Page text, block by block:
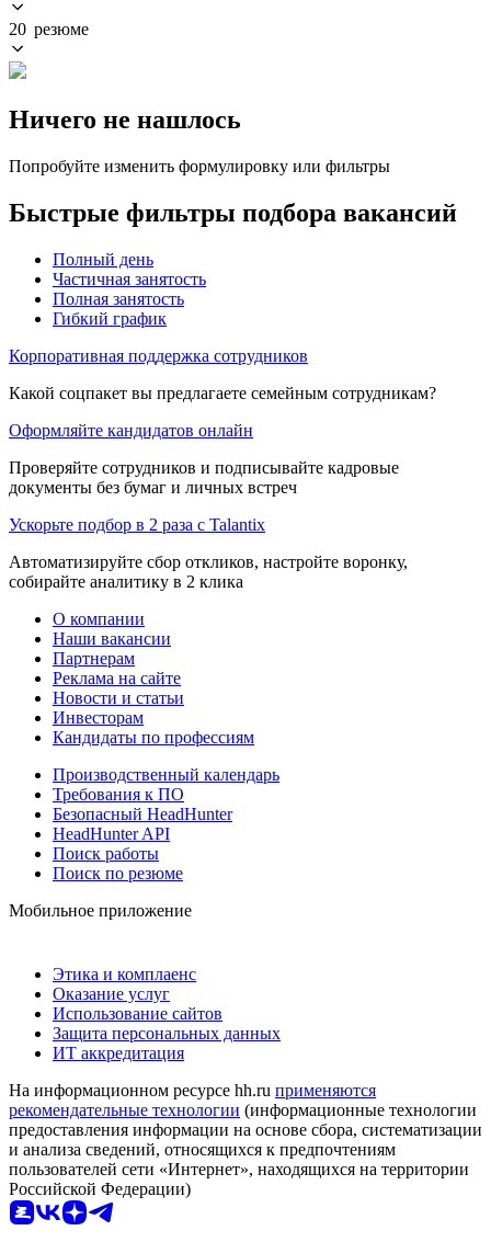
20 резюме
Ничего не нашлось
Попробуйте изменить формулировку или фильтры
Быстрые фильтры подбора вакансий
Полный день
Частичная занятость
Полная занятость
Гибкий график
Корпоративная поддержка сотрудников
Какой соцпакет вы предлагаете семейным сотрудникам?
Оформляйте кандидатов онлайн
Проверяйте сотрудников и подписывайте кадровые
документы без бумаг и личных встреч
Ускорьте подбор в 2 раза с Talantix
Автоматизируйте сбор откликов, настройте воронку,
собирайте аналитику в 2 клика
О компании
Наши вакансии
Партнерам
Реклама на сайте
Новости и статьи
Инвесторам
Кандидаты по профессиям
Производственный календарь
Требования к ПО
Безопасный HeadHunter
HeadHunter API
Поиск работы
Поиск по резюме
Мобильное приложение
Этика и комплаенс
Оказание услуг
Использование сайтов
Защита персональных данных
ИТ аккредитация
На информационном ресурсе hh.ru применяются
рекомендательные технологии (информационные технологии
предоставления информации на основе сбора, систематизации
и анализа сведений, относящихся к предпочтениям
пользователей сети «Интернет», находящихся на территории
Российской Федерации)